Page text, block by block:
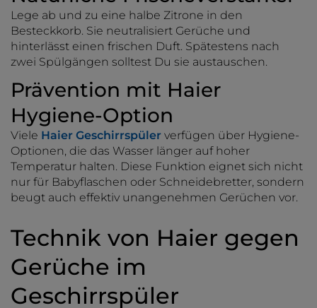
Lege ab und zu eine halbe Zitrone in den
Besteckkorb. Sie neutralisiert Gerüche und
hinterlässt einen frischen Duft. Spätestens nach
zwei Spülgängen solltest Du sie austauschen.
Prävention mit Haier
Hygiene-Option
Viele Haier Geschirrspüler verfügen über Hygiene-
Optionen, die das Wasser länger auf hoher
Temperatur halten. Diese Funktion eignet sich nicht
nur für Babyflaschen oder Schneidebretter, sondern
beugt auch effektiv unangenehmen Gerüchen vor.
Technik von Haier gegen
Gerüche im
Geschirrspüler